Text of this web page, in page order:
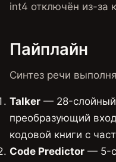
int4 отключён из-за
Пайплайн
Синтез речи
Talker — 28-
преобразующий
кодовой книги с
Code Predictor — 5-